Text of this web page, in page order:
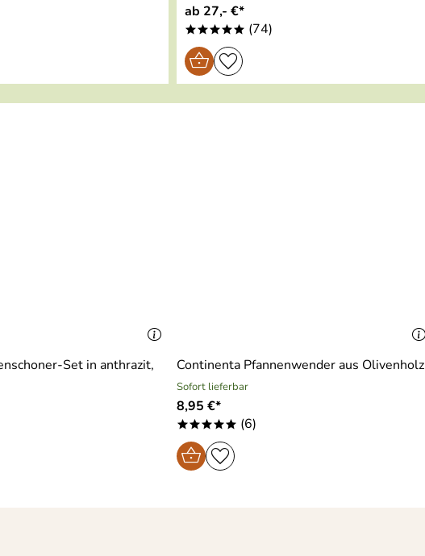
ab 27,- €*
***** (74)
Set in anthrazit,
Continenta Pfannenwender aus Olivenholz
Sofort lieferbar
8,95 €*
***** (6)